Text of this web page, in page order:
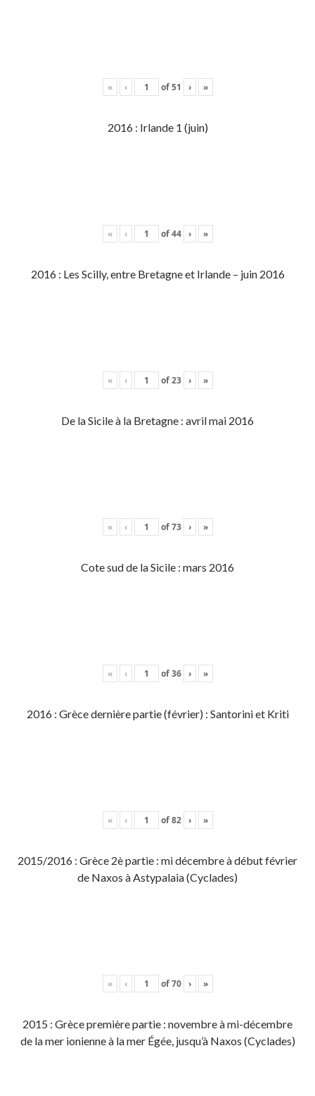
« ‹ of51 › »
2016 : Irlande 1 (juin)
« ‹ of44 › »
2016 : Les Scilly, entre Bretagne et Irlande – juin 2016
« ‹ of23 › »
De la Sicile à la Bretagne : avril mai 2016
« ‹ of73 › »
Cote sud de la Sicile : mars 2016
« ‹ of36 › »
2016 : Grèce dernière partie (février) : Santorini et Kriti
« ‹ of82 › »
2015/2016 : Grèce 2è partie : mi décembre à début février
de Naxos à Astypalaia (Cyclades)
« ‹ of70 › »
2015 : Grèce première partie : novembre à mi-décembre
de la mer ionienne à la mer Égée, jusqu’à Naxos (Cyclades)